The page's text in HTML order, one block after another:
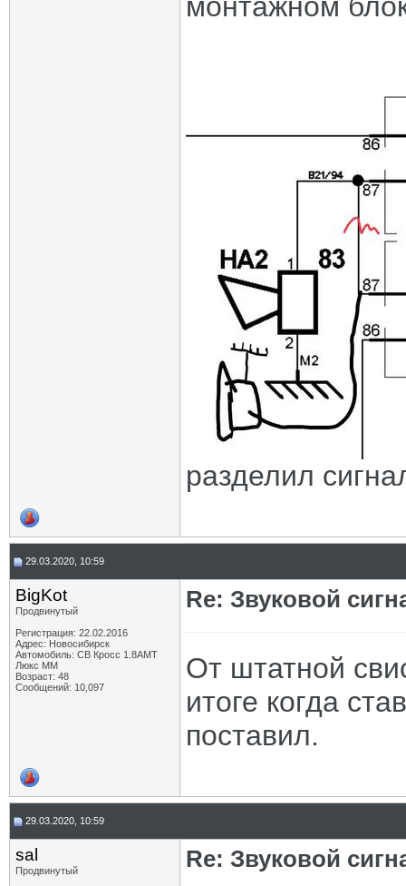
разделил
29.03.2020, 10:59
BigKot
Продвинутый
Регистрация: 22.02.2016
Адрес: Новосибирск
Автомобиль: СВ Кросс 1.8АМТ
Люкс ММ
Возраст: 48
Сообщений: 10,097
Re: Звуковой
От штатной
итоге когда
поставил.
29.03.2020, 10:59
sal
Продвинутый
Re: Звуковой